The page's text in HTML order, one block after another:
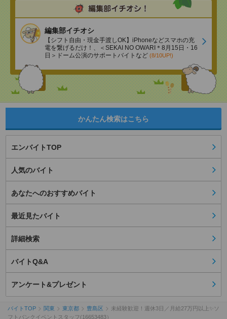
編集部イチオシ
【シフト自由・現金手渡しOK】iPhoneなどスマホの充
電を繋げるだけ！、＜SEKAI NO OWARI＊8月15日・16
日＞ドーム公演のサポートバイトなど (8/10UP!)
かんたん検索はこちら
エンバイトTOP
人気のバイト
あなたへのおすすめバイト
最近見たバイト
詳細検索
バイトQ&A
アンケート&プレゼント
バイトTOP 関東 東京都 豊島区
未経験歓迎！週休3日／月給27万円以上✨ソ
フトバンクイベントスタッフ(16653483）